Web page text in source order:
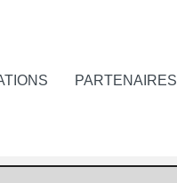
PARTENAIRES